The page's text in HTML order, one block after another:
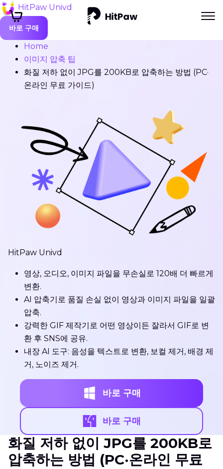
HitPaw Univd
바로 구매
Home
이미지 압축 팁
화질 저하 없이 JPG를 200KB로 압축하는 방법 (PC·
온라인 무료 가이드)
HitPaw Univd
영상, 오디오, 이미지 파일을 무손실로 120배 더 빠르게
변환.
AI 압축기로 품질 손실 없이 영상과 이미지 파일을 일괄
압축.
강력한 GIF 제작기로 어떤 영상이든 잘라서 GIF로 변
환 후 SNS에 공유.
내장 AI 도구: 음성을 텍스트로 변환, 보컬 제거, 배경 제
거, 노이즈 제거.
바로 구매
바로 구매
화질 저하 없이 JPG를 200KB로
압축하는 방법 (PC·온라인 무료